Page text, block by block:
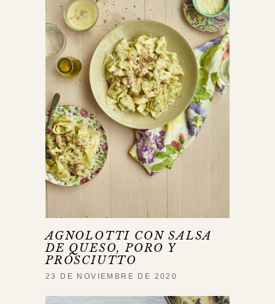
AGNOLOTTI CON SALSA
DE QUESO, PORO Y
PROSCIUTTO
23 DE NOVIEMBRE DE 2020